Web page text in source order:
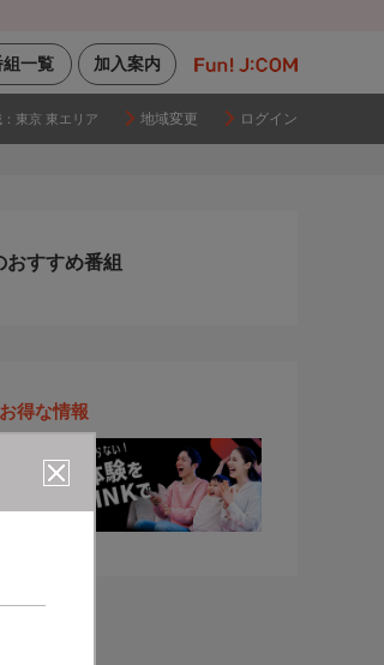
加入案内
組一覧
東京 東エリア 地域変更 ログイン
おすすめ番組
得な情報